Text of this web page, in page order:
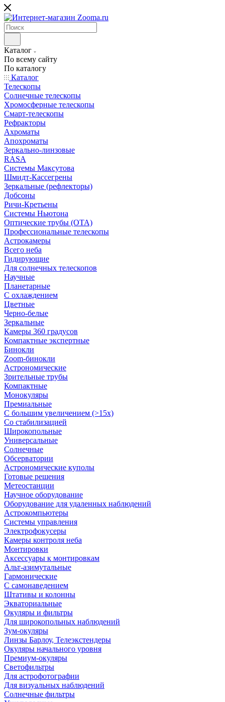
Каталог
По всему сайту
По каталогу
Каталог
Телескопы
Солнечные телескопы
Хромосферные телескопы
Смарт-телескопы
Рефракторы
Ахроматы
Апохроматы
Зеркально-линзовые
RASA
Системы Максутова
Шмидт-Кассегрены
Зеркальные (рефлекторы)
Добсоны
Ричи-Кретьены
Системы Ньютона
Оптические трубы (OTA)
Профессиональные телескопы
Астрокамеры
Всего неба
Гидирующие
Для солнечных телескопов
Научные
Планетарные
С охлаждением
Цветные
Черно-белые
Зеркальные
Камеры 360 градусов
Компактные экспертные
Бинокли
Zoom-бинокли
Астрономические
Зрительные трубы
Компактные
Монокуляры
Премиальные
С большим увеличением (>15x)
Со стабилизацией
Широкопольные
Универсальные
Солнечные
Обсерватории
Астрономические куполы
Готовые решения
Метеостанции
Научное оборудование
Оборудование для удаленных наблюдений
Астрокомпьютеры
Системы управления
Электрофокусеры
Камеры контроля неба
Монтировки
Аксессуары к монтировкам
Альт-азимутальные
Гармонические
С самонаведением
Штативы и колонны
Экваториальные
Окуляры и фильтры
Для широкопольных наблюдений
Зум-окуляры
Линзы Барлоу, Телеэкстендеры
Окуляры начального уровня
Премиум-окуляры
Светофильтры
Для астрофотографии
Для визуальных наблюдений
Солнечные фильтры